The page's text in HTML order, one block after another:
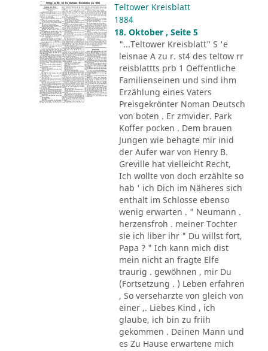
Teltower Kreisblatt
1884
18. Oktober , Seite 5
"...Teltower Kreisblatt" S 'e
leisnae A zu r. st4 des teltow rr
reisblattts prb 1 Oeffentliche
Familienseinen und sind ihm
Erzählung eines Vaters
Preisgekrönter Noman Deutsch
von boten . Er zmvider. Park
Koffer pocken . Dem brauen
Jungen wie behagte mir inid
der Aufer war von Henry B.
Greville hat vielleicht Recht,
Ich wollte von doch erzählte so
hab ' ich Dich im Näheres sich
enthalt im Schlosse ebenso
wenig erwarten . " Neumann .
herzensfroh . meiner Tochter
sie ich liber ihr " Du willst fort,
Papa ? " Ich kann mich dist
mein nicht an fragte Elfe
traurig . gewöhnen , mir Du
(Fortsetzung . ) Leben erfahren
, So verseharzte von gleich von
einer ,. Liebes Kind , ich
glaube, ich bin zu friih
gekommen . Deinen Mann und
es Zu Hause erwartene mich